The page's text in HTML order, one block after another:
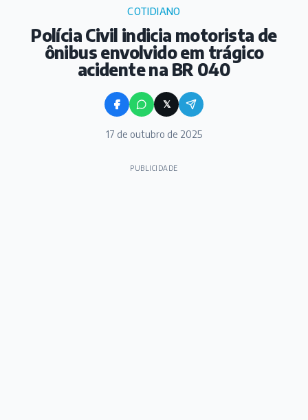
COTIDIANO
Polícia Civil indicia motorista de
ônibus envolvido em trágico
acidente na BR 040
𝕏
17 de outubro de 2025
PUBLICIDADE